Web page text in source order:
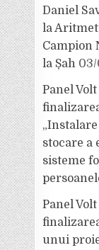
Daniel
la
Campion
la Șah
Panel
stocare a
sisteme
Panel
unui